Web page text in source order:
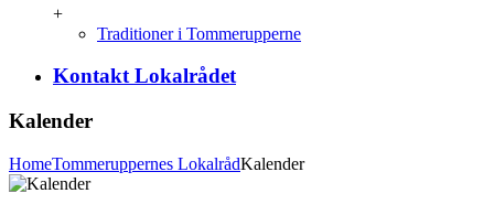
+
Traditioner i Tommerupperne
Kontakt Lokalrådet
Kalender
HomeTommeruppernes LokalrådKalender